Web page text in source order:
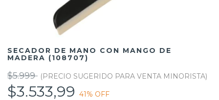
SECADOR DE MANO CON MANGO DE
MADERA (108707)
$5.999
$3.533,99 41% OFF